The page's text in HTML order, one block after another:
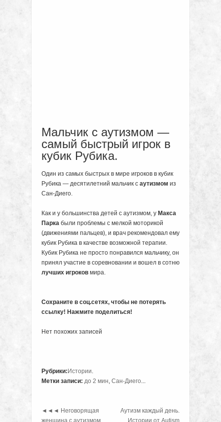
Мальчик с аутизмом —
самый быстрый игрок в
кубик Рубика.
Один из самых быстрых в мире игроков в кубик
Рубика — десятилетний мальчик с аутизмом из
Сан-Диего.
Как и у большинства детей с аутизмом, у Макса
Парка были проблемы с мелкой моторикой
(движениями пальцев), и врач рекомендовал ему
кубик Рубика в качестве возможной терапии.
Кубик Рубика не просто понравился мальчику, он
принял участие в соревновании и вошел в сотню
лучших игроков мира.
Сохраните в соц.сетях, чтобы не потерять
ссылку! Нажмите поделиться!
Нет похожих записей
Рубрики: Истории.
Метки записи: до 2 мин, Сан-Диего...
◄◄◄ Неговорящая
Аутизм каждый день.